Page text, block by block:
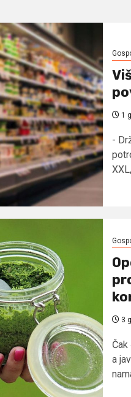
1
-
3
a